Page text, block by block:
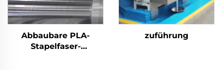
Abbaubare PLA-
Stapelfaser-
zuführung